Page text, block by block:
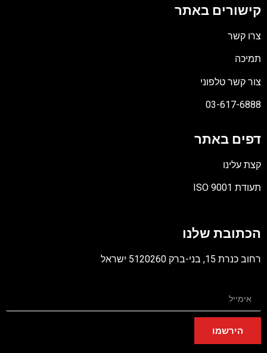
קישורים באתר
צרו קשר
תמיכה
צור קשר טלפוני
03-617-6888
דפים באתר
קצת עלינו
תעודת ISO 9001
PDF
הכתובת שלנו
רחוב כנרת 15, בני-ברק 5120260 ישראל
הירשמו